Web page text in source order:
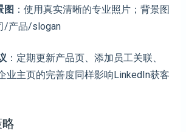
图 ：使用真实清晰的专业照片；背景图
/产品/slogan
：定期更新产品页、添加员工关联、
业主页的完善度同样影响LinkedIn获客